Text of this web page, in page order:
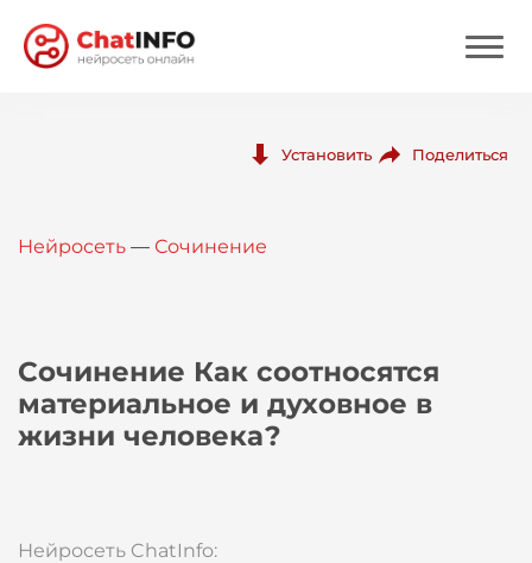
Вход
Установить Поделиться
Нейросеть — Сочинение
Сочинение Как соотносятся
материальное и духовное в
жизни человека?
Нейросеть ChatInfo: